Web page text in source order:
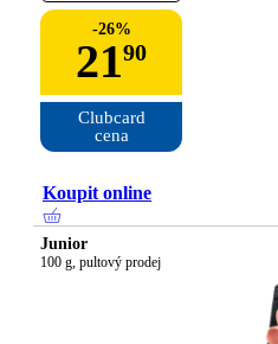
-26%
2190
Clubcard
cena
Koupit online
Junior
100 g, pultový prodej